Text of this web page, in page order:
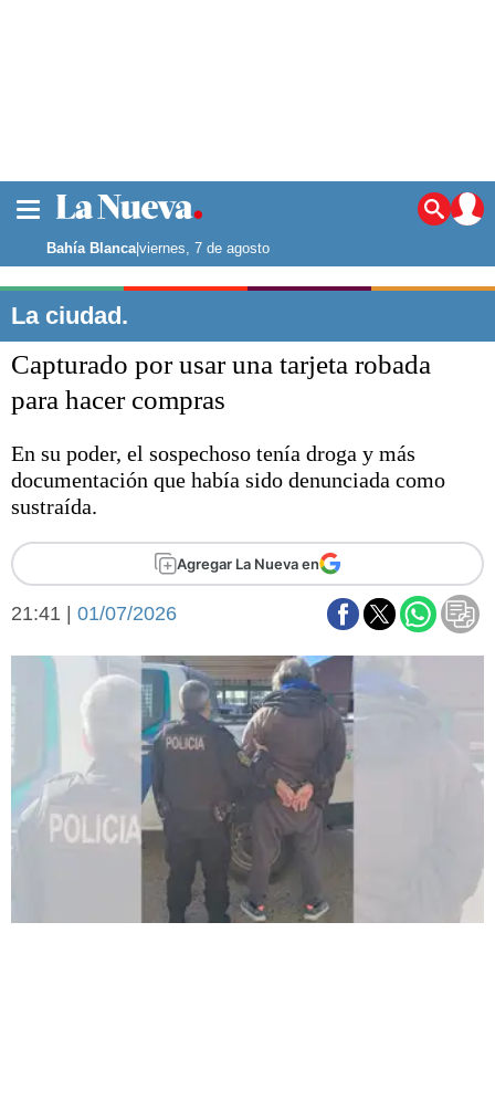
Noticias
La ciudad
Punta Alta
El mundo
Deportes
Escenario Olímpico
Liga del Sur
Fútbol
Federal A
Arte y cultura
Economía y campo
Economía y finanzas
Con el campo
Espacio empresas
Sociedad y tiempo
libre
Sociedad
Tecnología
Turismo
Salud
Es viral
Bahía Blanca|viernes, 7 de agosto
La ciudad.
Capturado por usar una tarjeta robada
para hacer compras
En su poder, el sospechoso tenía droga y más
documentación que había sido denunciada como
sustraída.
Agregar La Nueva en
21:41 | 01/07/2026